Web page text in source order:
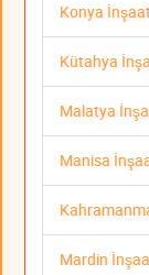
Konya
Kütahya
Malatya
Manisa
Mardin